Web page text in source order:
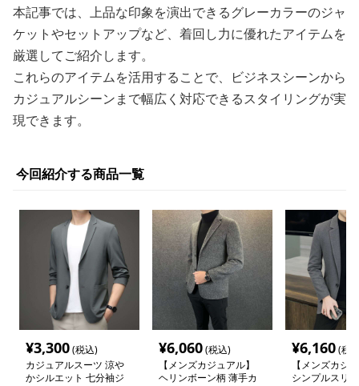
本記事では、上品な印象を演出できるグレーカラーのジャ
ケットやセットアップなど、着回し力に優れたアイテムを
厳選してご紹介します。
これらのアイテムを活用することで、ビジネスシーンから
カジュアルシーンまで幅広く対応できるスタイリングが実
現できます。
今回紹介する商品一覧
¥3,300(税込)
カジュアルスーツ 涼や
かシルエット 七分袖ジ
¥6,060(税込)
【メンズカジュアル】
ヘリンボーン柄 薄手カ
¥6,160(税
【メンズカジ
シンプルスリ